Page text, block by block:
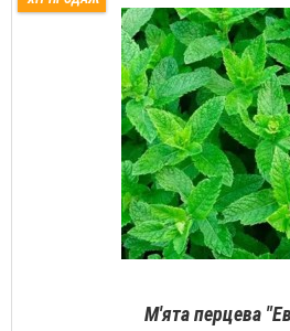
М'ята перцева